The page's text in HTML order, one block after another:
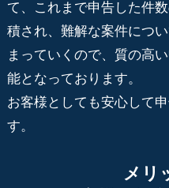
て、これまで申告した件
積され、難解な案件につ
まっていくので、質の高
能となっております。
お客様としても安心して
す。
メリ